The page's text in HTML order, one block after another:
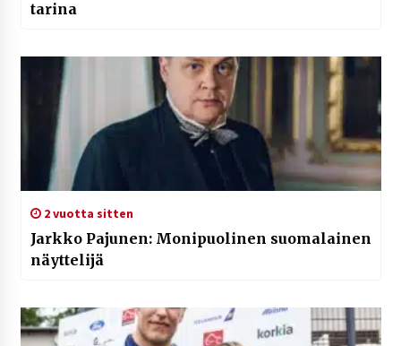
tarina
2 vuotta sitten
Jarkko Pajunen: Monipuolinen suomalainen
näyttelijä